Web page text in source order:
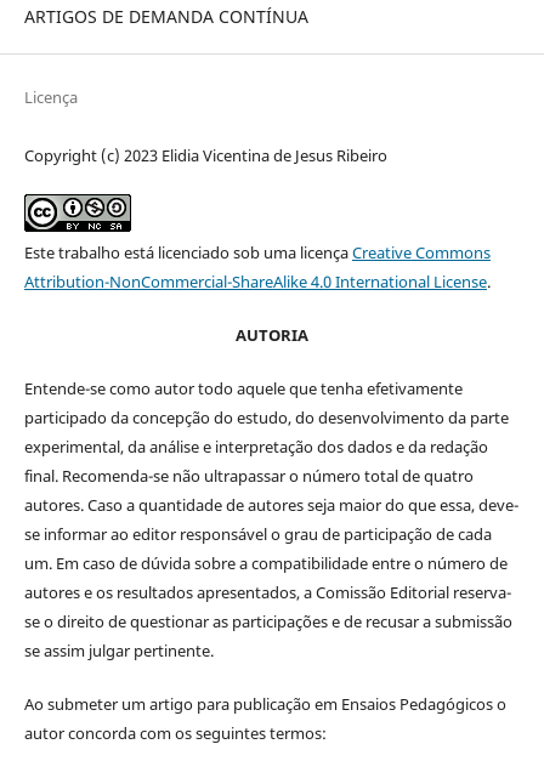
ARTIGOS DE DEMANDA CONTÍNUA
Licença
Copyright (c) 2023 Elidia Vicentina de Jesus Ribeiro
Este trabalho está licenciado sob uma licençaCreative Commons
Attribution-NonCommercial-ShareAlike 4.0 International License.
AUTORIA
Entende-se como autor todo aquele que tenha efetivamente
participado da concepção do estudo, do desenvolvimento da parte
experimental, da análise e interpretação dos dados e da redação
final. Recomenda-se não ultrapassar o número total de quatro
autores. Caso a quantidade de autores seja maior do que essa, deve-
se informar ao editor responsável o grau de participação de cada
um. Em caso de dúvida sobre a compatibilidade entre o número de
autores e os resultados apresentados, a Comissão Editorial reserva-
se o direito de questionar as participações e de recusar a submissão
se assim julgar pertinente.
Ao submeter um artigo para publicação em Ensaios Pedagógicos o
autor concorda com os seguintes termos: